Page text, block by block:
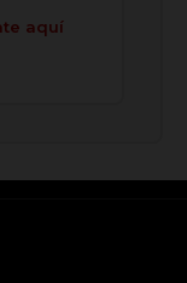
aquí